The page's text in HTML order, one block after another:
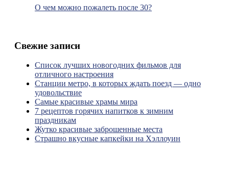
О чем можно пожалеть после 30?
Свежие записи
Список лучших новогодних фильмов для
отличного настроения
Станции метро, в которых ждать поезд — одно
удовольствие
Самые красивые храмы мира
7 рецептов горячих напитков к зимним
праздникам
Жутко красивые заброшенные места
Страшно вкусные капкейки на Хэллоуин